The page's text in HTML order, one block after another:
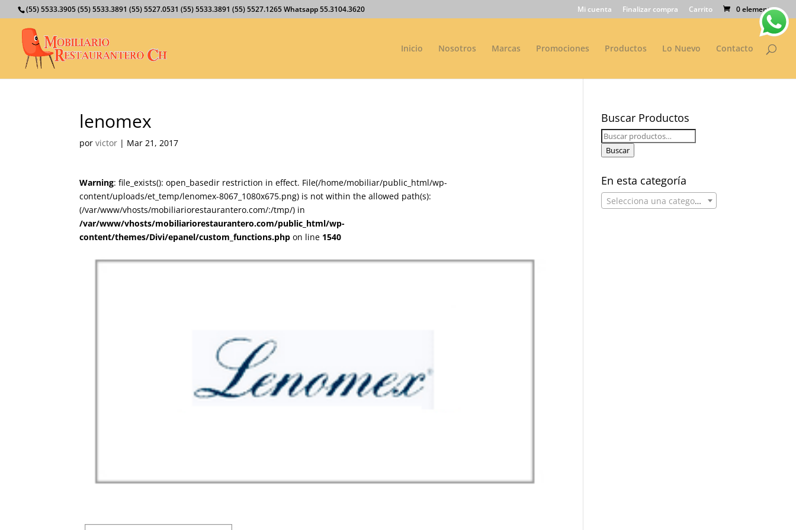
(55) 5533.3905 (55) 5533.3891 (55) 5527.0531 (55) 5533.3891 (55) 5527.1265 Whatsapp 55.3104.3620 Mi cuenta Finalizar compra Carrito 0 elementos
Inicio Nosotros Marcas Promociones Productos Lo Nuevo Contacto
lenomex
porvictor | Mar 21, 2017
Warning: file_exists(): open_basedir restriction in effect. File(/home/mobiliar/public_html/wp-
content/uploads/et_temp/lenomex-8067_1080x675.png) is not within the allowed path(s):
(/var/www/vhosts/mobiliariorestaurantero.com/:/tmp/) in
/var/www/vhosts/mobiliariorestaurantero.com/public_html/wp-
content/themes/Divi/epanel/custom_functions.php on line 1540
Buscar Productos
Buscar
por:
Buscar
En esta categoría
Selecciona una categoría